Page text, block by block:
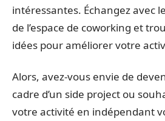
intéressantes. Échangez avec
de l’espace de coworking et
idées pour améliorer votre
Alors, avez-vous envie de
cadre d’un side project ou
votre activité en indépendant